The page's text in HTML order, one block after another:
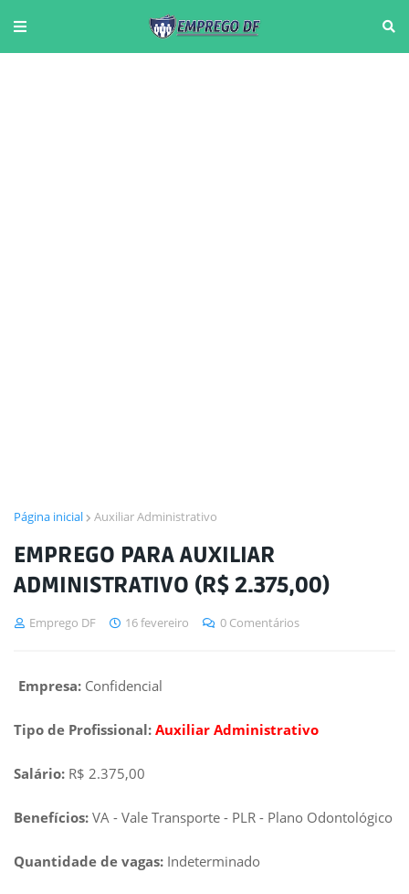
Página inicial Auxiliar Administrativo
EMPREGO PARA AUXILIAR
ADMINISTRATIVO (R$ 2.375,00)
Emprego DF 16 fevereiro 0 Comentários
Empresa: Confidencial
Tipo de Profissional: Auxiliar Administrativo
Salário: R$ 2.375,00
Benefícios: VA - Vale Transporte - PLR - Plano Odontológico
Quantidade de vagas: Indeterminado